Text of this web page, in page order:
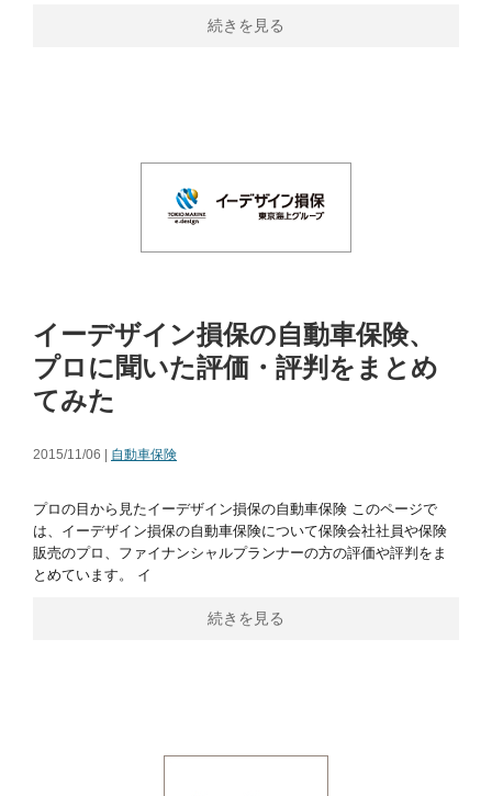
続きを見る
イーデザイン損保の自動車保険、
プロに聞いた評価・評判をまとめ
てみた
2015/11/06 | 自動車保険
プロの目から見たイーデザイン損保の自動車保険 このページで
は、イーデザイン損保の自動車保険について保険会社社員や保険
販売のプロ、ファイナンシャルプランナーの方の評価や評判をま
とめています。 イ
続きを見る